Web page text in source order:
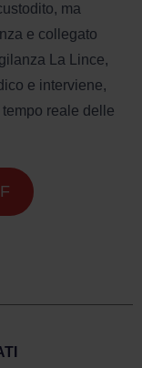
ma
e collegato
La Lince,
e interviene,
reale delle